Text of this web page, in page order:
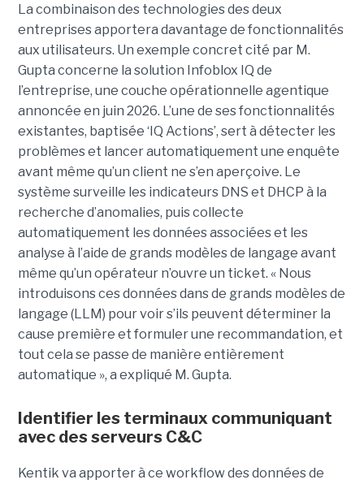
La combinaison des technologies des deux
entreprises apportera davantage de fonctionnalités
aux utilisateurs. Un exemple concret cité par M.
Gupta concerne la solution Infoblox IQ de
l’entreprise, une couche opérationnelle agentique
annoncée en juin 2026. L’une de ses fonctionnalités
existantes, baptisée ‘IQ Actions’, sert à détecter les
problèmes et lancer automatiquement une enquête
avant même qu’un client ne s’en aperçoive. Le
système surveille les indicateurs DNS et DHCP à la
recherche d’anomalies, puis collecte
automatiquement les données associées et les
analyse à l’aide de grands modèles de langage avant
même qu’un opérateur n’ouvre un ticket. « Nous
introduisons ces données dans de grands modèles de
langage (LLM) pour voir s’ils peuvent déterminer la
cause première et formuler une recommandation, et
tout cela se passe de manière entièrement
automatique », a expliqué M. Gupta.
Identifier les terminaux communiquant
avec des serveurs C&C
Kentik va apporter à ce workflow des données de